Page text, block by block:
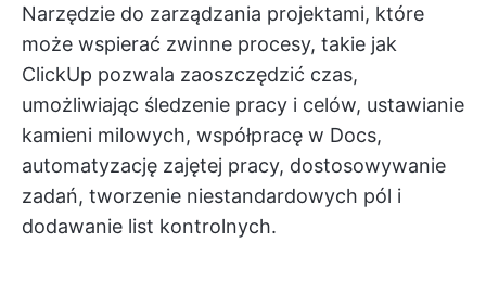
Narzędzie do zarządzania projektami, które
może wspierać zwinne procesy, takie jak
ClickUp pozwala zaoszczędzić czas,
umożliwiając śledzenie pracy i celów, ustawianie
kamieni milowych, współpracę w Docs,
automatyzację zajętej pracy, dostosowywanie
zadań, tworzenie niestandardowych pól i
dodawanie list kontrolnych.